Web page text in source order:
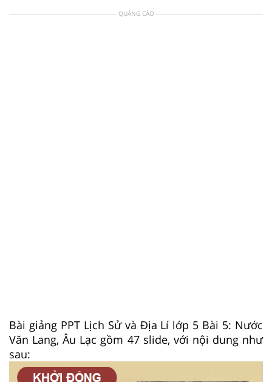
QUẢNG CÁO
Bài giảng PPT Lịch Sử và Địa Lí lớp 5 Bài 5: Nước
Văn Lang, Âu Lạc gồm 47 slide, với nội dung như
sau: